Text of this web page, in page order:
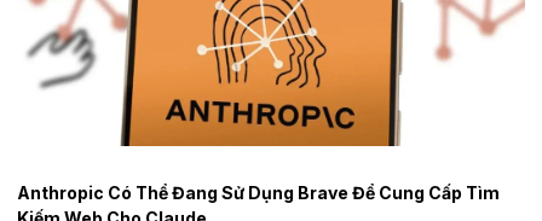
Anthropic Có Thể Đang Sử Dụng Brave Để Cung Cấp Tìm